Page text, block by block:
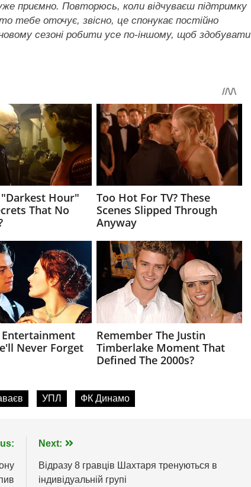
приємно. Повторюсь, коли відчуваєш підтримку
тебе оточує, звісно, це спонукає постійно
сезоні робити усе по-іншому, щоб здобувати
УПЛ ФК Динамо
Next:
Відразу 8 гравців Шахтаря тренуються в
індивідуальній групі